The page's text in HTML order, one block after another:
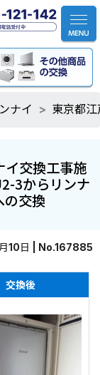
ナイ 東京都
イ交換工事施
3からリンナ
交換
10日 | No.167885
交換後